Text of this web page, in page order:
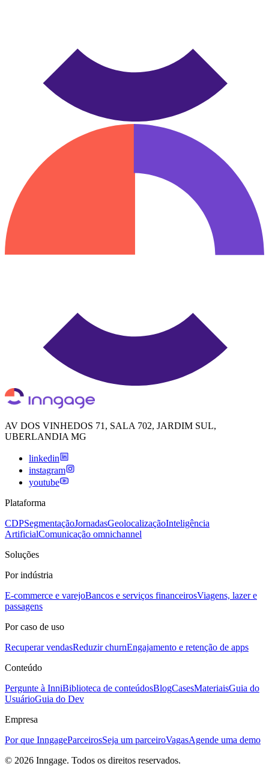
AV DOS VINHEDOS 71, SALA 702, JARDIM SUL,
UBERLANDIA MG
linkedin
instagram
youtube
Plataforma
CDPSegmentaçãoJornadasGeolocalizaçãoInteligência
ArtificialComunicação omnichannel
Soluções
Por indústria
E-commerce e varejoBancos e serviços financeirosViagens, lazer e
passagens
Por caso de uso
Recuperar vendasReduzir churnEngajamento e retenção de apps
Conteúdo
Pergunte à InniBiblioteca de conteúdosBlogCasesMateriaisGuia do
UsuárioGuia do Dev
Empresa
Por que InngageParceirosSeja um parceiroVagasAgende uma demo
© 2026 Inngage. Todos os direitos reservados.